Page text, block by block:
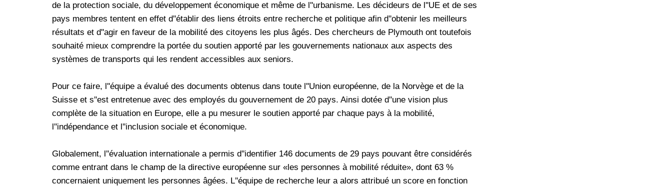
de la protection sociale, du développement économique et même de l''urbanisme. Les décideurs de l''UE et de ses
pays membres tentent en effet d''établir des liens étroits entre recherche et politique afin d''obtenir les meilleurs
résultats et d''agir en faveur de la mobilité des citoyens les plus âgés. Des chercheurs de Plymouth ont toutefois
souhaité mieux comprendre la portée du soutien apporté par les gouvernements nationaux aux aspects des
systèmes de transports qui les rendent accessibles aux seniors.
Pour ce faire, l''équipe a évalué des documents obtenus dans toute l''Union européenne, de la Norvège et de la
Suisse et s''est entretenue avec des employés du gouvernement de 20 pays. Ainsi dotée d''une vision plus
complète de la situation en Europe, elle a pu mesurer le soutien apporté par chaque pays à la mobilité,
l''indépendance et l''inclusion sociale et économique.
Globalement, l''évaluation internationale a permis d''identifier 146 documents de 29 pays pouvant être considérés
comme entrant dans le champ de la directive européenne sur «les personnes à mobilité réduite», dont 63 %
concernaient uniquement les personnes âgées. L''équipe de recherche leur a alors attribué un score en fonction